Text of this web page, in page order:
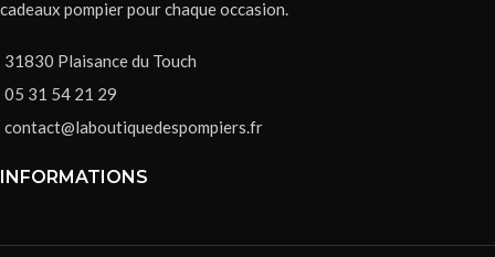
cadeaux pompier pour chaque occasion.
31830 Plaisance du Touch
05 31 54 21 29
contact@laboutiquedespompiers.fr
INFORMATIONS